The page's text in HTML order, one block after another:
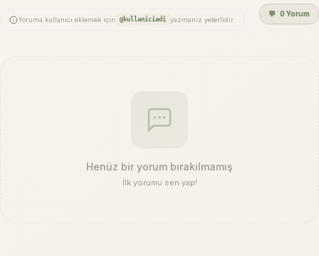
Yoruma kullanıcı eklemek için @kullaniciadi yazmanız yeterlidir.
💬 0 Yorum
Henüz bir yorum bırakılmamış
İlk yorumu sen yap!